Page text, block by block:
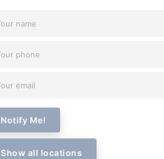
Notify Me!
Show all locations